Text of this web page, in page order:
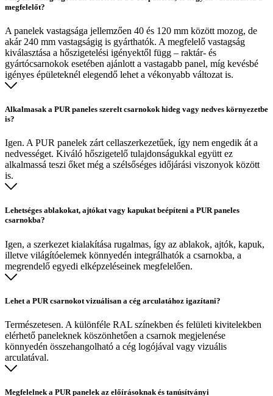
megfelelőt?
A panelek vastagsága jellemzően 40 és 120 mm között mozog, de
akár 240 mm vastagságig is gyárthatók. A megfelelő vastagság
kiválasztása a hőszigetelési igényektől függ – raktár- és
gyártócsarnokok esetében ajánlott a vastagabb panel, míg kevésbé
igényes épületeknél elegendő lehet a vékonyabb változat is.
Alkalmasak a PUR paneles szerelt csarnokok hideg vagy nedves környezetbe
is?
Igen. A PUR panelek zárt cellaszerkezetűek, így nem engedik át a
nedvességet. Kiváló hőszigetelő tulajdonságukkal együtt ez
alkalmassá teszi őket még a szélsőséges időjárási viszonyok között
is.
Lehetséges ablakokat, ajtókat vagy kapukat beépíteni a PUR paneles
csarnokba?
Igen, a szerkezet kialakítása rugalmas, így az ablakok, ajtók, kapuk,
illetve világítóelemek könnyedén integrálhatók a csarnokba, a
megrendelő egyedi elképzeléseinek megfelelően.
Lehet a PUR csarnokot vizuálisan a cég arculatához igazítani?
Természetesen. A különféle RAL színekben és felületi kivitelekben
elérhető paneleknek köszönhetően a csarnok megjelenése
könnyedén összehangolható a cég logójával vagy vizuális
arculatával.
Megfelelnek a PUR panelek az előírásoknak és tanúsítványi